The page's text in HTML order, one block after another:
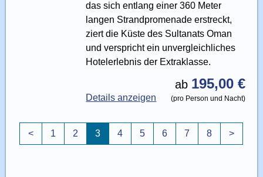
das sich entlang einer 360 Meter
langen Strandpromenade erstreckt,
ziert die Küste des Sultanats Oman
und verspricht ein unvergleichliches
Hotelerlebnis der Extraklasse.
ab 195,00 €
(pro Person und Nacht)
Details anzeigen
< 1 2 3 4 5 6 7 8 >